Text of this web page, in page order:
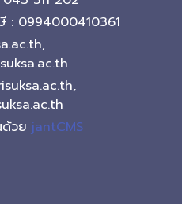
: 0994000410361
ด้วย jantCMS